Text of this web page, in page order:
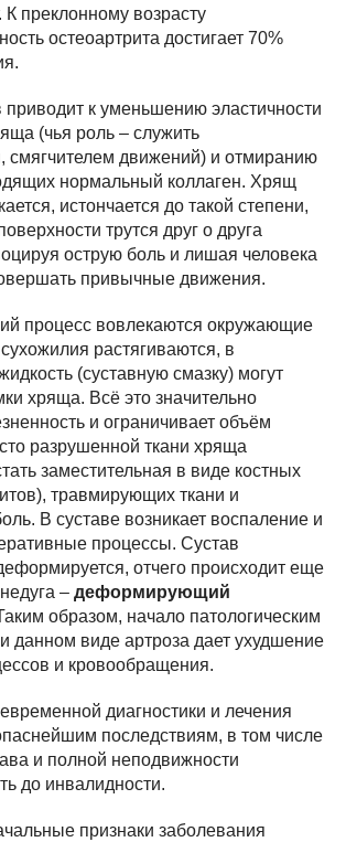
К преклонному возрасту
остеоартрита достигает 70%
приводит к уменьшению эластичности
(чья роль – служить
смягчителем движений) и отмиранию
нормальный коллаген. Хрящ
истончается до такой степени,
трутся друг о друга
острую боль и лишая человека
привычные движения.
процесс вовлекаются окружающие
растягиваются, в
(суставную смазку) могут
хряща. Всё это значительно
и ограничивает объём
разрушенной ткани хряща
заместительная в виде костных
травмирующих ткани и
В суставе возникает воспаление и
процессы. Сустав
отчего происходит еще
– деформирующий
образом, начало патологическим
данном виде артроза дает ухудшение
и кровообращения.
диагностики и лечения
последствиям, в том числе
и полной неподвижности
до инвалидности.
признаки заболевания